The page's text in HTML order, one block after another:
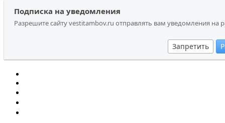
Подписка на уведомления
Разрешите сайту vestitambov.ru отправлять вам уведомления на
Запретить
Подписка на уведомления
Разрешите сайту vestitambov.ru отправлять вам уведомления на
Запретить
Перейти
содержанию
Search